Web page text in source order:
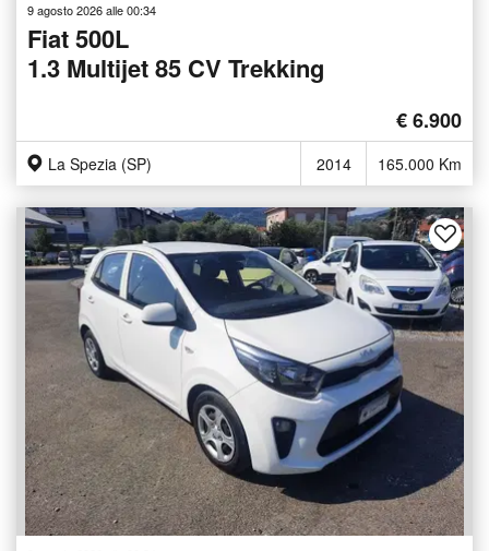
9 agosto 2026 alle 00:34
Fiat 500L
1.3 Multijet 85 CV Trekking
€ 6.900
La Spezia (SP) 2014 165.000 Km